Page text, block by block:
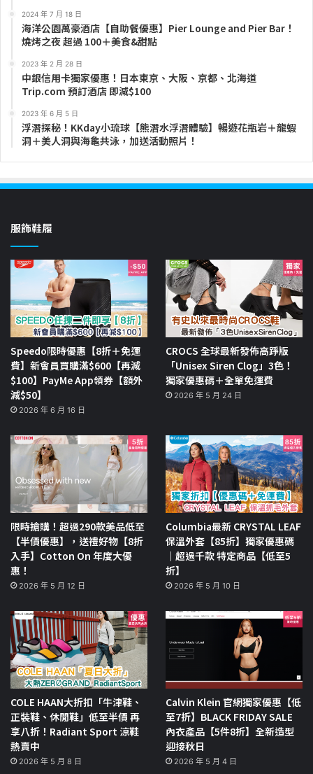
2024 年 7 月 18 日
海洋公園萬豪酒店【自助餐優惠】Pier Lounge and Pier Bar！
燒烤之夜 超過 100＋美食&甜點
2023 年 2 月 28 日
中銀信用卡獨家優惠！日本東京、大阪、京都、北海道
Trip.com 預訂酒店 即減$100
2023 年 6 月 5 日
浮潛探秘！KKday小琉球【熊潛水浮潛體驗】暢遊花瓶岩＋龍蝦
洞＋美人洞與海龜共泳，加送活動照片！
服飾鞋履
Speedo限時優惠【8折＋免運
費】新會員買購滿$600【再減
$100】PayMe App領券【額外
減$50】
2026 年 6 月 16 日
CROCS 全球最新發佈高踭版
「Unisex Siren Clog」3色！
獨家優惠碼＋全單免運費
2026 年 5 月 24 日
限時搶購！超過290款美品低至
【半價優惠】，送禮好物【8折
入手】Cotton On 年度大優
惠！
2026 年 5 月 12 日
Columbia最新 CRYSTAL LEAF
保溫外套【85折】獨家優惠碼
｜超過千款 特定商品【低至5
折】
2026 年 5 月 10 日
COLE HAAN大折扣「牛津鞋、
正裝鞋、休閒鞋」低至半價 再
享八折！Radiant Sport 涼鞋
熱賣中
2026 年 5 月 8 日
Calvin Klein 官網獨家優惠【低
至7折】BLACK FRIDAY SALE
內衣產品【5件8折】全新造型
迎接秋日
2026 年 5 月 4 日